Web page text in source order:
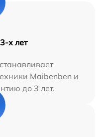
х лет
Maibenben и
до 3 лет.